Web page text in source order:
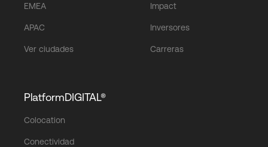
EMEA
APAC
Ver ciudades
Impact
Inversores
Carreras
PlatformDIGITAL®
Colocation
Conectividad